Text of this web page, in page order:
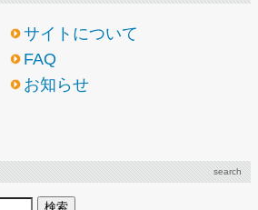
サイトについて
FAQ
お知らせ
search